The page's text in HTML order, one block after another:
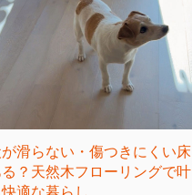
滑らない・傷つきにくい床
？天然木フローリングで叶
快適な暮らし